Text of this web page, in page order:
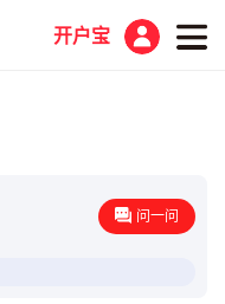
开户宝
问一问